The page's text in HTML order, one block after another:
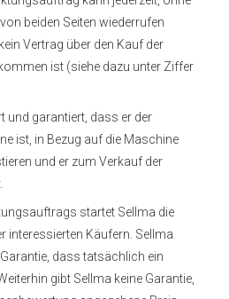
beiden Seiten wiederrufen
Vertrag über den Kauf der
ist (siehe dazu unter Ziffer
und garantiert, dass er der
ist, in Bezug auf die Maschine
und er zum Verkauf der
startet Sellma die
interessierten Käufern. Sellma
dass tatsächlich ein
gibt Sellma keine Garantie,